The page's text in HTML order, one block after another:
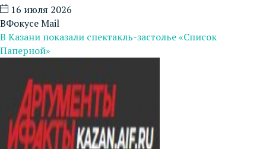
16 июля 2026
ВФокусе Mail
В Казани показали спектакль-застолье «Список
Паперной»